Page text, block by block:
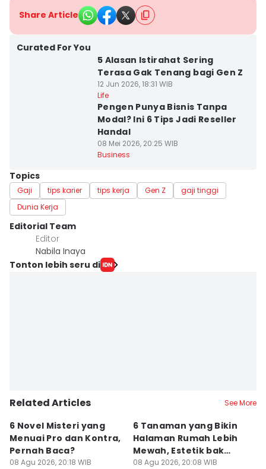
Share Article
Curated For You
5 Alasan Istirahat Sering
Terasa Gak Tenang bagi Gen Z
12 Jun 2026, 18:31 WIB
Life
Pengen Punya Bisnis Tanpa
Modal? Ini 6 Tips Jadi Reseller
Handal
08 Mei 2026, 20:25 WIB
Business
Topics
Gaji tips karier tips kerja Gen Z
gaji tinggi
Dunia Kerja
Editorial Team
Editor
Nabila Inaya
Tonton lebih seru di
Related Articles See More
6 Novel Misteri yang
Menuai Pro dan Kontra,
Pernah Baca?
08 Agu 2026, 20:18 WIB
6 Tanaman yang Bikin
Halaman Rumah Lebih
Mewah, Estetik bak
Resor
08 Agu 2026, 20:08 WIB